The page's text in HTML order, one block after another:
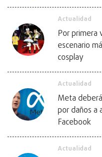
Actualidad
Por primera
escenario
cosplay
Actualidad
Meta
por daños a
Facebook
Actualidad